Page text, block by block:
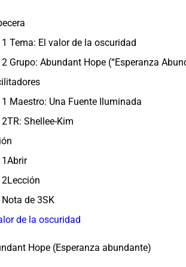
1 Tema: El valor de la oscuridad
2 Grupo: Abundant Hope (“Esperanza
1 Maestro: Una Fuente Iluminada
2TR: Shellee-Kim
1Abrir
2Lección
Nota de 3SK
de la oscuridad
Hope (Esperanza abundante)